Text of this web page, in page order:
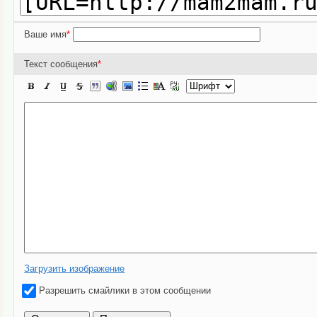
Ваше имя*
Текст сообщения*
Загрузить изображение
Разрешить смайлики в этом сообщении